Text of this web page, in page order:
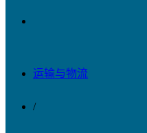
运输与物流
/